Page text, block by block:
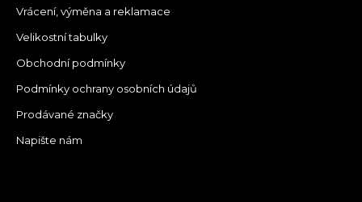
Vrácení, výměna a reklamace
Velikostní tabulky
Obchodní podmínky
Podmínky ochrany osobních údajů
Prodávané značky
Napište nám